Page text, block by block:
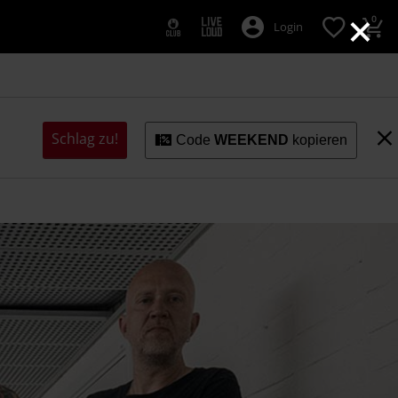
×
Login 0
Schlag zu! CodeWEEKEND kopieren